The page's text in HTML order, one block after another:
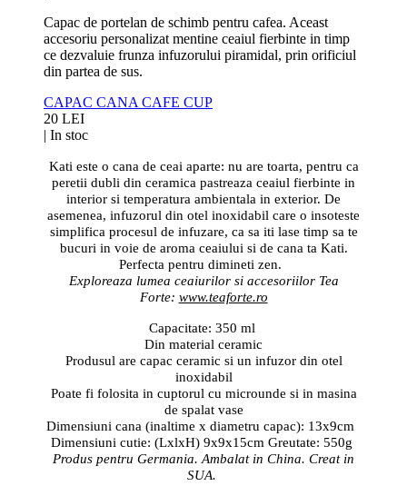
Capac de portelan de schimb pentru cafea. Aceast
accesoriu personalizat mentine ceaiul fierbinte in timp
ce dezvaluie frunza infuzorului piramidal, prin orificiul
din partea de sus.
CAPAC CANA CAFE CUP
20 LEI
| In stoc
Kati este o cana de ceai aparte: nu are toarta, pentru ca
peretii dubli din ceramica pastreaza ceaiul fierbinte in
interior si temperatura ambientala in exterior. De
asemenea, infuzorul din otel inoxidabil care o insoteste
simplifica procesul de infuzare, ca sa iti lase timp sa te
bucuri in voie de aroma ceaiului si de cana ta Kati.
Perfecta pentru dimineti zen.
Exploreaza lumea ceaiurilor si accesoriilor Tea
Forte: www.teaforte.ro
Capacitate: 350 ml
Din material ceramic
Produsul are capac ceramic si un infuzor din otel
inoxidabil
Poate fi folosita in cuptorul cu microunde si in masina
de spalat vase
Dimensiuni cana (inaltime x diametru capac): 13x9cm
Dimensiuni cutie: (LxlxH) 9x9x15cm Greutate: 550g
Produs pentru Germania. Ambalat in China. Creat in
SUA.